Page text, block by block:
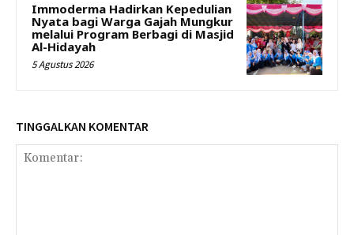
Immoderma Hadirkan Kepedulian
Nyata bagi Warga Gajah Mungkur
melalui Program Berbagi di Masjid
Al-Hidayah
5 Agustus 2026
TINGGALKAN KOMENTAR